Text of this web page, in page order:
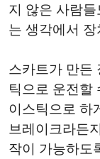
지 않은 사람
는 생각에서
스카트가 만든
틱으로 운전할
이스틱으로 하
브레이크라든
작이 가능하도